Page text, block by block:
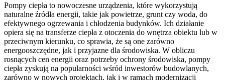
Pompy ciepła to nowoczesne urządzenia, które wykorzystują
naturalne źródła energii, takie jak powietrze, grunt czy woda, do
efektywnego ogrzewania i chłodzenia budynków. Ich działanie
opiera się na transferze ciepła z otoczenia do wnętrza obiektu lub w
przeciwnym kierunku, co sprawia, że są one zarówno
energooszczędne, jak i przyjazne dla środowiska. W obliczu
rosnących cen energii oraz potrzeby ochrony środowiska, pompy
ciepła zyskują na popularności wśród inwestorów budowlanych,
zarówno w nowych projektach, jak i w ramach modernizacji